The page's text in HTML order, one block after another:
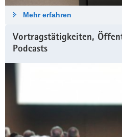
Mehr erfahren
Vortragstätigkeiten,
Podcasts